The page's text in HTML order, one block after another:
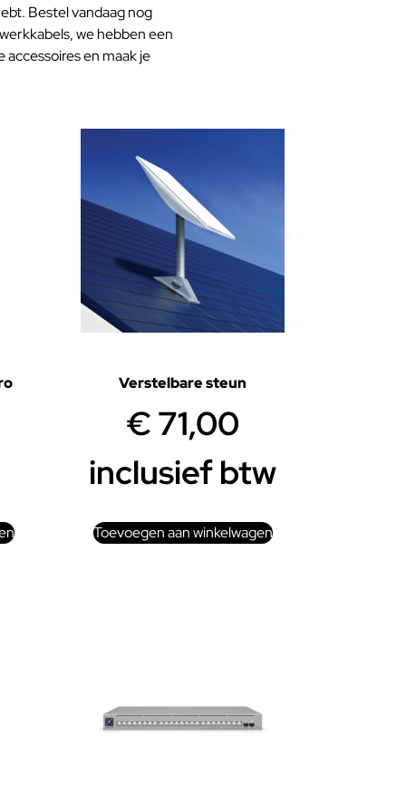
Bestel vandaag nog
we hebben een
en maak je
Verstelbare steun
€71,00
inclusief btw
Toevoegen aan winkelwagen